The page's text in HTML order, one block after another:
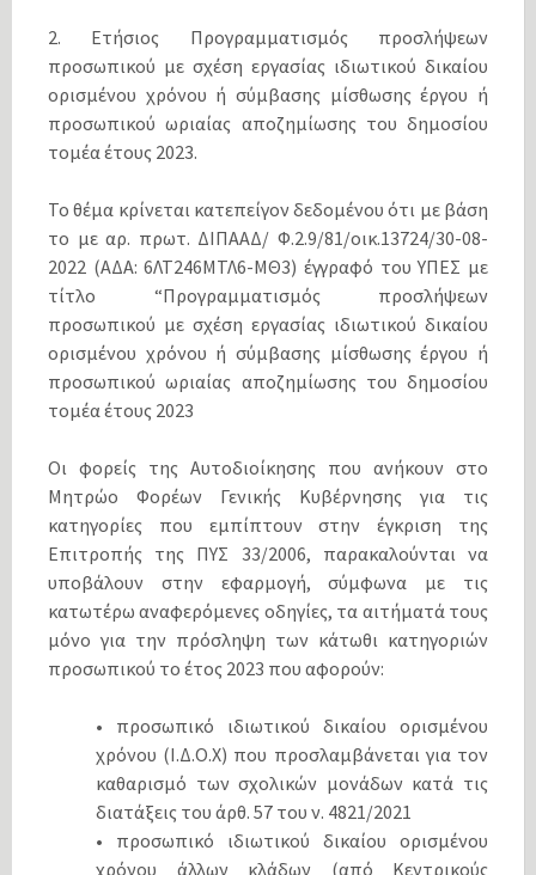
2. Ετήσιος Προγραμματισμός προσλήψεων
προσωπικού με σχέση εργασίας ιδιωτικού δικαίου
ορισμένου χρόνου ή σύμβασης μίσθωσης έργου ή
προσωπικού ωριαίας αποζημίωσης του δημοσίου
τομέα έτους 2023.
Το θέμα κρίνεται κατεπείγον δεδομένου ότι με βάση
το με αρ. πρωτ. ΔΙΠΑΑΔ/ Φ.2.9/81/οικ.13724/30-08-
2022 (ΑΔΑ: 6ΛΤ246ΜΤΛ6-ΜΘ3) έγγραφό του ΥΠΕΣ με
τίτλο “Προγραμματισμός προσλήψεων
προσωπικού με σχέση εργασίας ιδιωτικού δικαίου
ορισμένου χρόνου ή σύμβασης μίσθωσης έργου ή
προσωπικού ωριαίας αποζημίωσης του δημοσίου
τομέα έτους 2023
Οι φορείς της Αυτοδιοίκησης που ανήκουν στο
Μητρώο Φορέων Γενικής Κυβέρνησης για τις
κατηγορίες που εμπίπτουν στην έγκριση της
Επιτροπής της ΠΥΣ 33/2006, παρακαλούνται να
υποβάλουν στην εφαρμογή, σύμφωνα με τις
κατωτέρω αναφερόμενες οδηγίες, τα αιτήματά τους
μόνο για την πρόσληψη των κάτωθι κατηγοριών
προσωπικού το έτος 2023 που αφορούν:
• προσωπικό ιδιωτικού δικαίου ορισμένου
χρόνου (Ι.Δ.Ο.Χ) που προσλαμβάνεται για τον
καθαρισμό των σχολικών μονάδων κατά τις
διατάξεις του άρθ. 57 του ν. 4821/2021
• προσωπικό ιδιωτικού δικαίου ορισμένου
χρόνου άλλων κλάδων (από Κεντρικούς